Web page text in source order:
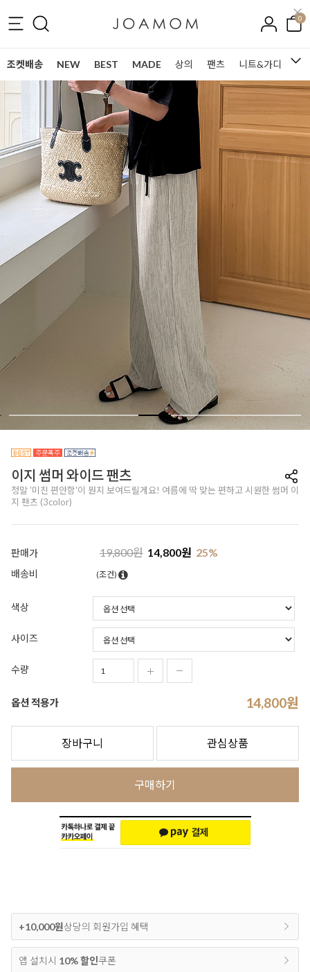
0
조켓배송 NEW BEST MADE 상의 팬츠 니트&가디건
이지 썸머 와이드 팬츠
정말 '미친 편안함'이 뭔지 보여드릴게요! 여름에 딱 맞는 편하고 시원한 썸머 이
지 팬츠 (3color)
판매가 19,800원 14,800원 25%
배송비 (조건)
색상
사이즈
수량
옵션 적용가 14,800원
장바구니 관심상품
구매하기
+10,000원상당의 회원가입 혜택
앱 설치시 10% 할인쿠폰